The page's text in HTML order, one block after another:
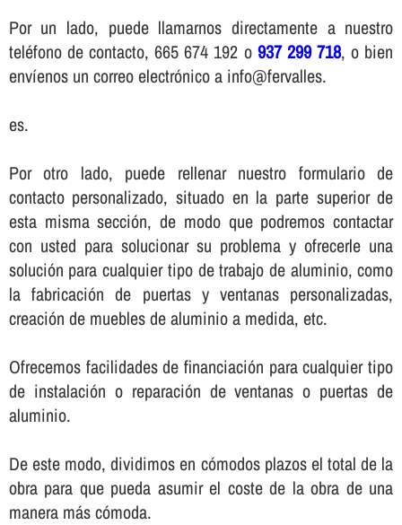
Por un lado, puede llamarnos directamente a nuestro
teléfono de contacto, 665 674 192 o 937 299 718, o bien
enví­enos un correo electrónico a info@fervalles.
es.
Por otro lado, puede rellenar nuestro formulario de
contacto personalizado, situado en la parte superior de
esta misma sección, de modo que podremos contactar
con usted para solucionar su problema y ofrecerle una
solución para cualquier tipo de trabajo de aluminio, como
la fabricación de puertas y ventanas personalizadas,
creación de muebles de aluminio a medida, etc.
Ofrecemos facilidades de financiación para cualquier tipo
de instalación o reparación de ventanas o puertas de
aluminio.
De este modo, dividimos en cómodos plazos el total de la
obra para que pueda asumir el coste de la obra de una
manera más cómoda.